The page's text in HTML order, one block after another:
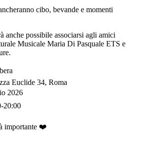
cibo, bevande e momenti
anche possibile associarsi agli amici
Musicale Maria Di Pasquale ETS e
Euclide 34, Roma
2026
20:00
importante ❤️